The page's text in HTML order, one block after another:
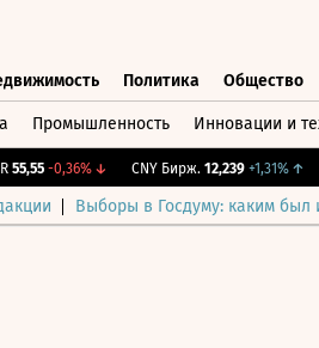
Политика Общество
Промышленность Инновации и
55,55 -0,36%↓ CNY Бирж. 12,239 +1,31%↑
Выборы в Госдуму: каким был